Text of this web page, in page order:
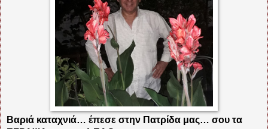
Βαριά καταχνιά… έπεσε στην Πατρίδα μας… σου τα